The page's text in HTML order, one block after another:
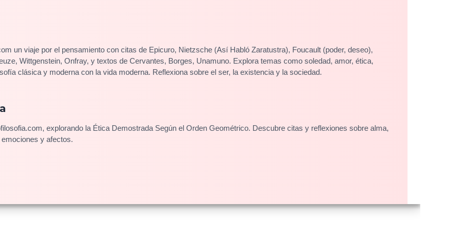
un viaje por el pensamiento con citas de Epicuro, Nietzsche (Así Habló Zaratustra), Foucault (poder, deseo),
Wittgenstein, Onfray, y textos de Cervantes, Borges, Unamuno. Explora temas como soledad, amor, ética,
clásica y moderna con la vida moderna. Reflexiona sobre el ser, la existencia y la sociedad.
explorando la Ética Demostrada Según el Orden Geométrico. Descubre citas y reflexiones sobre alma,
y afectos.